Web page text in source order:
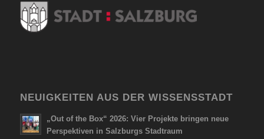
NEUIGKEITEN AUS DER WISSENSSTADT
„Out of the Box“ 2026: Vier Projekte bringen neue
Perspektiven in Salzburgs Stadtraum